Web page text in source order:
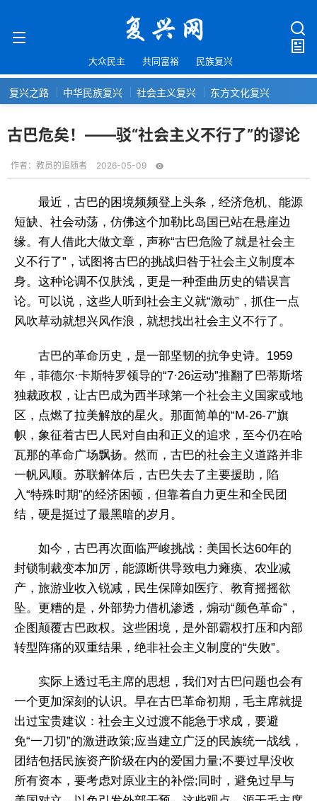
大众民主 共同富裕 民族复兴
复兴之路 中华民族复兴 社会主义复兴 东方文化复兴
古巴危矣！——驳“社会主义不行了”的谬论
作者： 教员的追随者 2026-05-09
最近，古巴的困境频频登上头条，经济危机、能源
短缺、社会动荡，仿佛这个加勒比岛国已站在悬崖边
缘。有人借此大做文章，声称“古巴危险了就是社会主
义不行了”，试图将古巴的挑战归咎于社会主义制度本
身。这种论调不仅肤浅，更是一种歪曲历史的错误言
论。可以说，这些人听到社会主义就“激动”，抓住一点
风吹草动就想兴风作浪，就想找出社会主义不行了。
古巴的革命历史，是一部坚韧的抗争史诗。1959
年，菲德尔·卡斯特罗领导的“7·26运动”推翻了巴蒂斯塔
独裁政权，让古巴成为西半球第一个社会主义国家或地
区，点燃了拉美解放的星火。那面简单的“M-26-7”旗
帜，象征着古巴人民对自由和正义的追求，至今仍在哈
瓦那的革命广场飘扬。然而，古巴的社会主义道路并非
一帆风顺。苏联解体后，古巴失去了主要援助，陷
入“特殊时期”的经济困顿，但靠着自力更生和全民团
结，硬是挺过了最黑暗的岁月。
如今，古巴再次面临严峻挑战：美国长达60年的
封锁制裁变本加厉，能源断供导致电力瘫痪、农业减
产，旅游业收入锐减，民生保障如医疗、教育摇摇欲
坠。更糟的是，外部势力借机渗透，煽动“颜色革命”，
企图颠覆古巴政权。这些困境，是外部霸权打压和内部
转型阵痛的双重结果，绝非社会主义制度的“失败”。
实际上透过毛主席的思想，我们对古巴问题也会有
一个更加深刻的认识。早在古巴革命初期，毛主席就提
出过宝贵建议：社会主义过渡不能急于求成，要避
免“一刀切”的激进政策;应当建立广泛的民族统一战线，
团结包括民族资产阶级在内的爱国力量;不要过早没收
所有资本，要考虑对原业主的补偿;同时，避免过早与